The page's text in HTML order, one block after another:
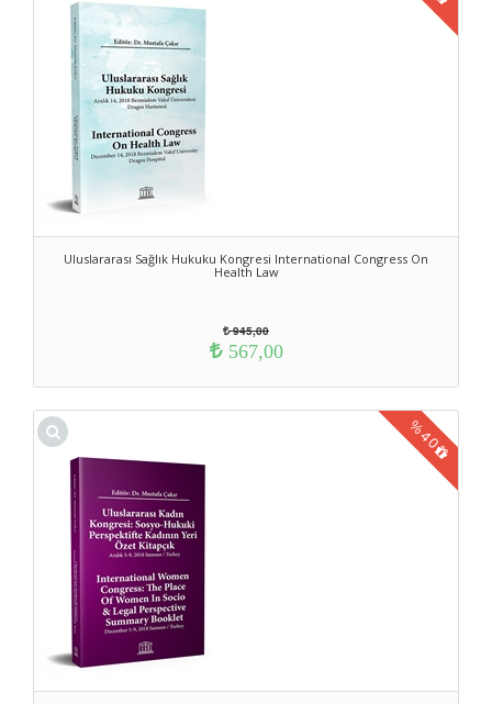
Uluslararası Sağlık Hukuku Kongresi International Congress On
Health Law
945,00
567,00
%40